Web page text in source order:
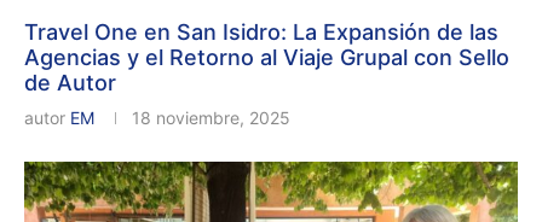
Travel One en San Isidro: La Expansión de las
Agencias y el Retorno al Viaje Grupal con Sello
de Autor
autor EM 18 noviembre, 2025